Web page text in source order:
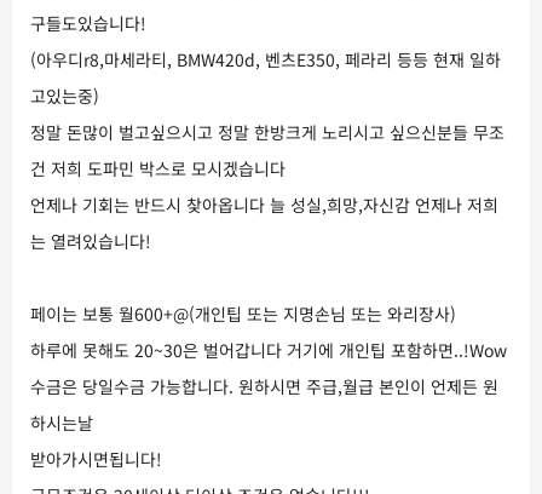
구들도있습니다!
(아우디r8,마세라티, BMW420d, 벤츠E350, 페라리 등등 현재 일하
고있는중)
정말 돈많이 벌고싶으시고 정말 한방크게 노리시고 싶으신분들 무조
건 저희 도파민 박스로 모시겠습니다
언제나 기회는 반드시 찾아옵니다 늘 성실,희망,자신감 언제나 저희
는 열려있습니다!
페이는 보통 월600+@(개인팁 또는 지명손님 또는 와리장사)
하루에 못해도 20~30은 벌어갑니다 거기에 개인팁 포함하면..!Wow
수금은 당일수금 가능합니다. 원하시면 주급,월급 본인이 언제든 원
하시는날
받아가시면됩니다!